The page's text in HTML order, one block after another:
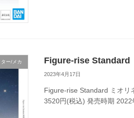
ー/メカ Figure-rise Standard
2023年4月17日
Figure-rise Standard ミオリ
3520円(税込) 発売時期